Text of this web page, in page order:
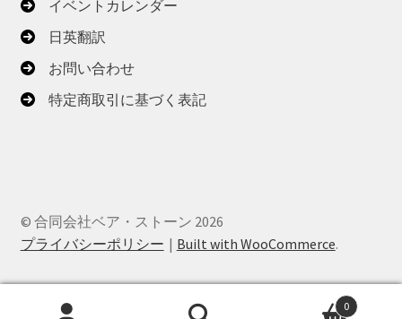
イベントカレンダー
日英翻訳
お問い合わせ
特定商取引に基づく表記
© 合同会社ベア・ストーン 2026
プライバシーポリシー
Built with WooCommerce.
0